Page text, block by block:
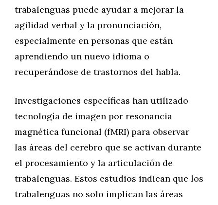
trabalenguas puede ayudar a mejorar la
agilidad verbal y la pronunciación,
especialmente en personas que están
aprendiendo un nuevo idioma o
recuperándose de trastornos del habla.
Investigaciones específicas han utilizado
tecnología de imagen por resonancia
magnética funcional (fMRI) para observar
las áreas del cerebro que se activan durante
el procesamiento y la articulación de
trabalenguas. Estos estudios indican que los
trabalenguas no solo implican las áreas